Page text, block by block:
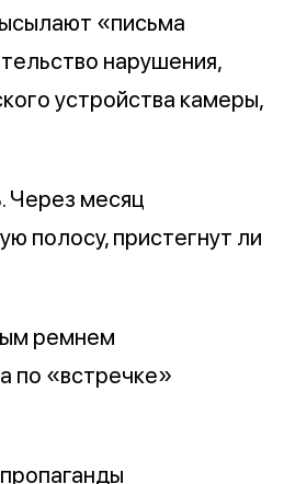
«письма
нарушения,
устройства камеры,
Через месяц
полосу, пристегнут ли
ремнем
по «встречке»